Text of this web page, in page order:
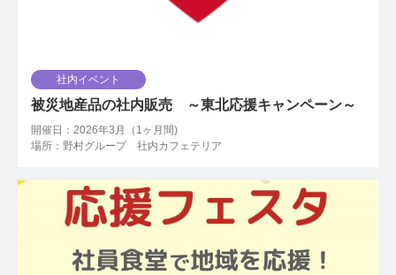
社内イベント
被災地産品の社内販売 ～東北応援キャンペーン～
開催日：2026年3月（1ヶ月間)
場所：野村グループ 社内カフェテリア